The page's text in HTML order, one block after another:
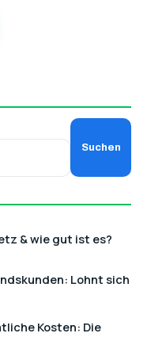
& wie gut ist es?
Lohnt sich
Kosten: Die